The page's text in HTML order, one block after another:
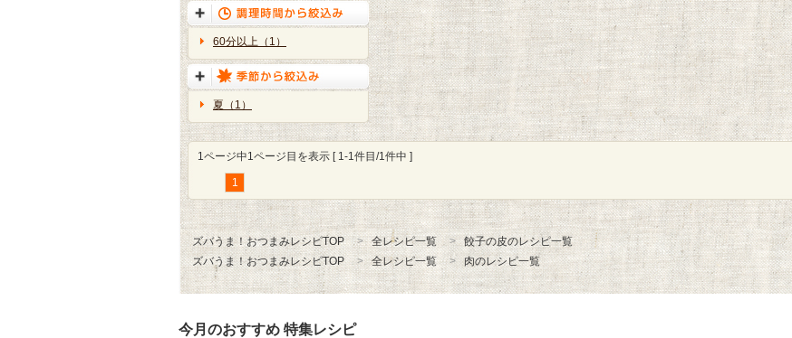
60分以上（1）
夏（1）
1ページ中1ページ目を表示 [ 1-1件目/1件中 ]
1
ズバうま！おつまみレシピTOP 全レシピ一覧
餃子の皮のレシピ一覧
ズバうま！おつまみレシピTOP
全レシピ一覧 肉のレシピ一覧
今月のおすすめ 特集レシピ